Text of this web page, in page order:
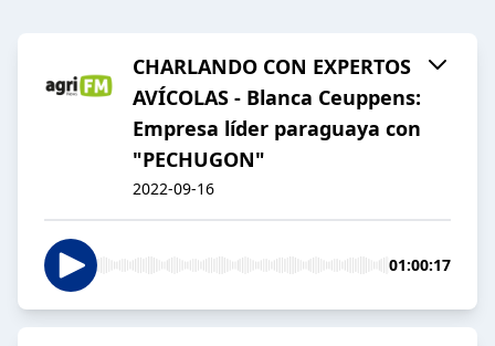
CHARLANDO CON EXPERTOS
AVÍCOLAS - Blanca Ceuppens:
Empresa líder paraguaya con
"PECHUGON"
2022-09-16
01:00:17